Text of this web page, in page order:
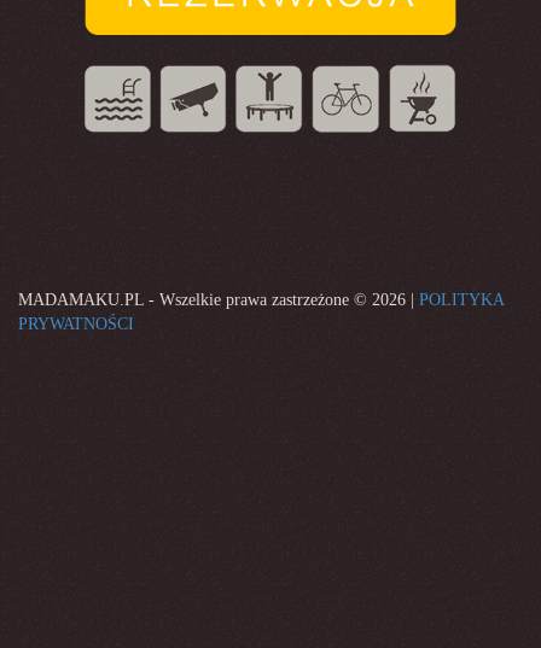
MADAMAKU.PL - Wszelkie prawa zastrzeżone © 2026 | POLITYKA
PRYWATNOŚCI